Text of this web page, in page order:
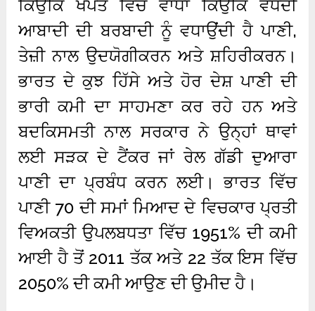
ਕਿਉਂਕਿ ਖਪਤ ਵਿੱਚ ਵਾਧਾ ਕਿਉਂਕਿ ਵਧਦੀ
ਆਬਾਦੀ ਦੀ ਬਰਬਾਦੀ ਨੂੰ ਵਧਾਉਂਦੀ ਹੈ ਪਾਣੀ,
ਤੇਜ਼ੀ ਨਾਲ ਉਦਯੋਗੀਕਰਨ ਅਤੇ ਸ਼ਹਿਰੀਕਰਨ।
ਭਾਰਤ ਦੇ ਕੁਝ ਹਿੱਸੇ ਅਤੇ ਹੋਰ ਦੇਸ਼ ਪਾਣੀ ਦੀ
ਭਾਰੀ ਕਮੀ ਦਾ ਸਾਹਮਣਾ ਕਰ ਰਹੇ ਹਨ ਅਤੇ
ਬਦਕਿਸਮਤੀ ਨਾਲ ਸਰਕਾਰ ਨੇ ਉਨ੍ਹਾਂ ਥਾਵਾਂ
ਲਈ ਸੜਕ ਦੇ ਟੈਂਕਰ ਜਾਂ ਰੇਲ ਗੱਡੀ ਦੁਆਰਾ
ਪਾਣੀ ਦਾ ਪ੍ਰਬੰਧ ਕਰਨ ਲਈ। ਭਾਰਤ ਵਿੱਚ
ਪਾਣੀ 70 ਦੀ ਸਮਾਂ ਮਿਆਦ ਦੇ ਵਿਚਕਾਰ ਪ੍ਰਤੀ
ਵਿਅਕਤੀ ਉਪਲਬਧਤਾ ਵਿੱਚ 1951% ਦੀ ਕਮੀ
ਆਈ ਹੈ ਤੋਂ 2011 ਤੱਕ ਅਤੇ 22 ਤੱਕ ਇਸ ਵਿੱਚ
2050% ਦੀ ਕਮੀ ਆਉਣ ਦੀ ਉਮੀਦ ਹੈ।